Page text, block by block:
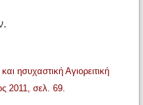
ησυχαστική Αγιορειτική
2011, σελ. 69.